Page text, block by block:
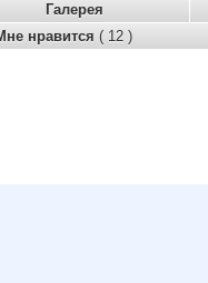
Галерея
нравится ( 12 )